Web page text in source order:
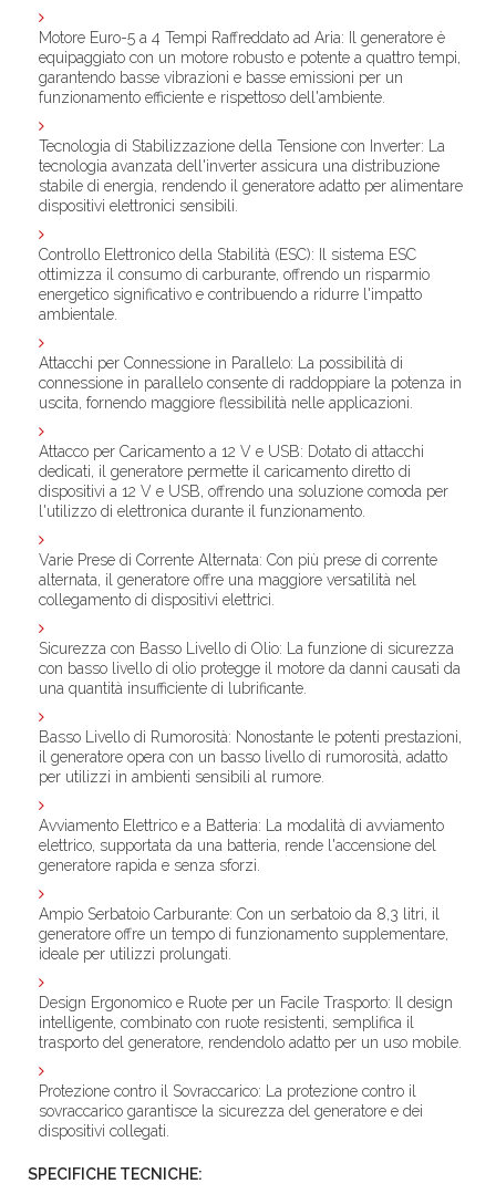
Motore Euro-5 a 4 Tempi Raffreddato ad Aria: Il generatore è
equipaggiato con un motore robusto e potente a quattro tempi,
garantendo basse vibrazioni e basse emissioni per un
funzionamento efficiente e rispettoso dell'ambiente.
Tecnologia di Stabilizzazione della Tensione con Inverter: La
tecnologia avanzata dell'inverter assicura una distribuzione
stabile di energia, rendendo il generatore adatto per alimentare
dispositivi elettronici sensibili.
Controllo Elettronico della Stabilità (ESC): Il sistema ESC
ottimizza il consumo di carburante, offrendo un risparmio
energetico significativo e contribuendo a ridurre l'impatto
ambientale.
Attacchi per Connessione in Parallelo: La possibilità di
connessione in parallelo consente di raddoppiare la potenza in
uscita, fornendo maggiore flessibilità nelle applicazioni.
Attacco per Caricamento a 12 V e USB: Dotato di attacchi
dedicati, il generatore permette il caricamento diretto di
dispositivi a 12 V e USB, offrendo una soluzione comoda per
l'utilizzo di elettronica durante il funzionamento.
Varie Prese di Corrente Alternata: Con più prese di corrente
alternata, il generatore offre una maggiore versatilità nel
collegamento di dispositivi elettrici.
Sicurezza con Basso Livello di Olio: La funzione di sicurezza
con basso livello di olio protegge il motore da danni causati da
una quantità insufficiente di lubrificante.
Basso Livello di Rumorosità: Nonostante le potenti prestazioni,
il generatore opera con un basso livello di rumorosità, adatto
per utilizzi in ambienti sensibili al rumore.
Avviamento Elettrico e a Batteria: La modalità di avviamento
elettrico, supportata da una batteria, rende l'accensione del
generatore rapida e senza sforzi.
Ampio Serbatoio Carburante: Con un serbatoio da 8,3 litri, il
generatore offre un tempo di funzionamento supplementare,
ideale per utilizzi prolungati.
Design Ergonomico e Ruote per un Facile Trasporto: Il design
intelligente, combinato con ruote resistenti, semplifica il
trasporto del generatore, rendendolo adatto per un uso mobile.
Protezione contro il Sovraccarico: La protezione contro il
sovraccarico garantisce la sicurezza del generatore e dei
dispositivi collegati.
SPECIFICHE TECNICHE: